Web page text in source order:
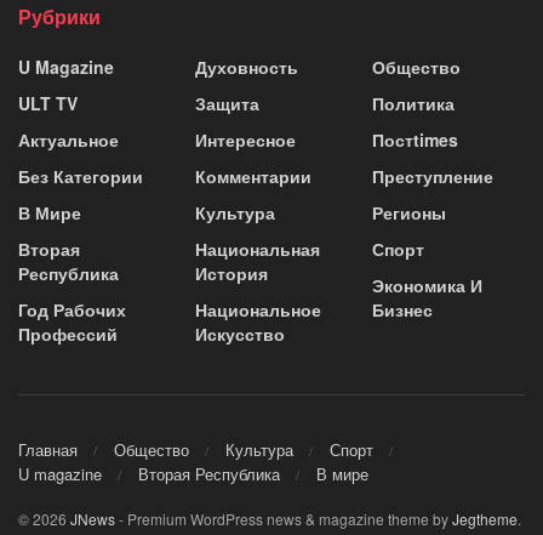
Рубрики
U Magazine
ULT TV
Актуальное
Без Категории
В Мире
Вторая
Республика
Год Рабочих
Профессий
Духовность
Защита
Интересное
Комментарии
Культура
Национальная
История
Национальное
Искусство
Общество
Политика
Постtimes
Преступление
Регионы
Спорт
Экономика И
Бизнес
Главная Общество Культура
Спорт
U magazine
Вторая Республика В мире
© 2026 JNews- Premium WordPress news & magazine theme byJegtheme.